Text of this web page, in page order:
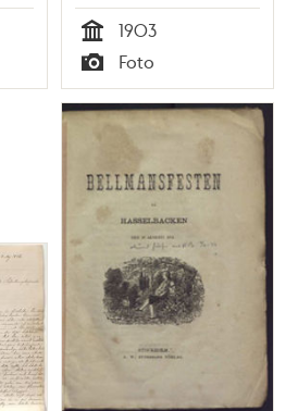
Tid
1903
Typ
Foto